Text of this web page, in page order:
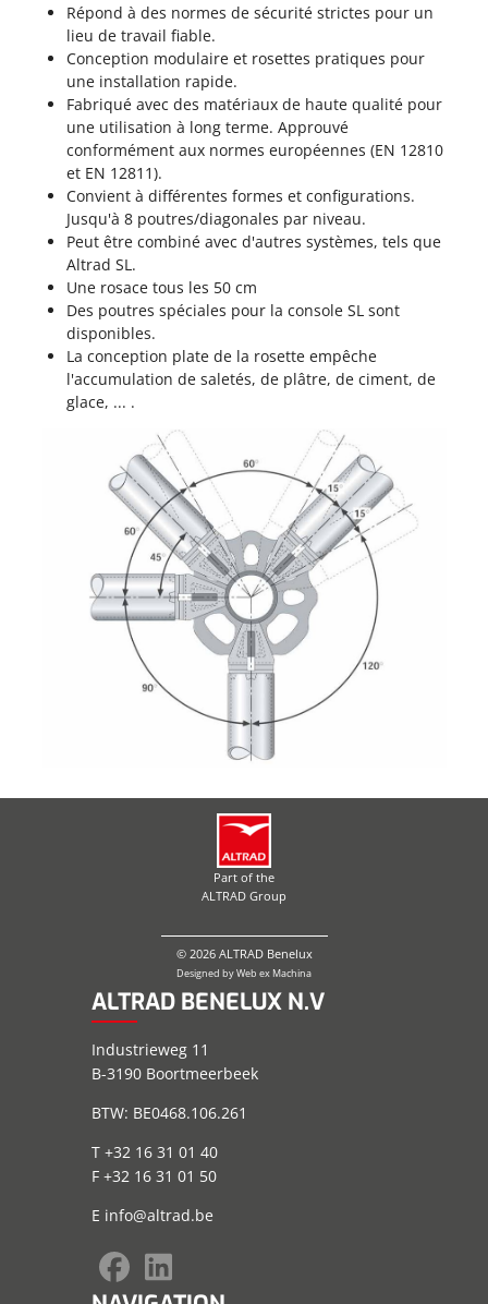
Répond à des normes de sécurité strictes pour un
lieu de travail fiable.
Conception modulaire et rosettes pratiques pour
une installation rapide.
Fabriqué avec des matériaux de haute qualité pour
une utilisation à long terme. Approuvé
conformément aux normes européennes (EN 12810
et EN 12811).
Convient à différentes formes et configurations.
Jusqu'à 8 poutres/diagonales par niveau.
Peut être combiné avec d'autres systèmes, tels que
Altrad SL.
Une rosace tous les 50 cm
Des poutres spéciales pour la console SL sont
disponibles.
La conception plate de la rosette empêche
l'accumulation de saletés, de plâtre, de ciment, de
glace, ... .
Part of the
ALTRAD Group
© 2026 ALTRAD Benelux
Designed byWeb ex Machina
ALTRAD BENELUX N.V
Industrieweg 11
B-3190 Boortmeerbeek
BTW: BE0468.106.261
T +32 16 31 01 40
F +32 16 31 01 50
E info@altrad.be